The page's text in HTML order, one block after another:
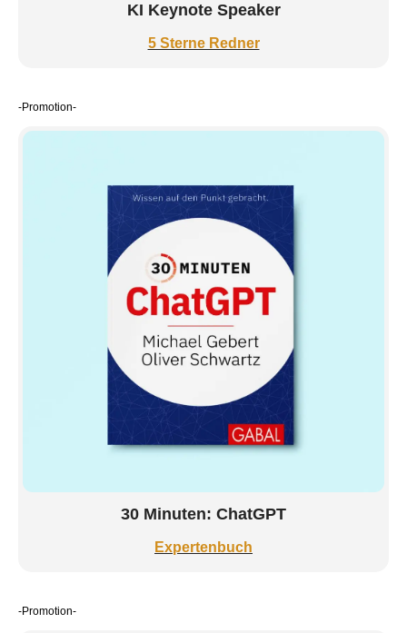
KI Keynote Speaker
5 Sterne Redner
-Promotion-
30 Minuten: ChatGPT
Expertenbuch
-Promotion-